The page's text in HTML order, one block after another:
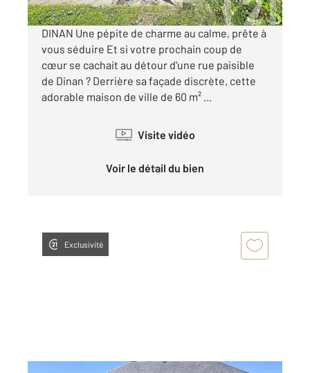
DINAN Une pépite de charme au calme, prête à
vous séduire Et si votre prochain coup de
cœur se cachait au détour d'une rue paisible
de Dinan ? Derrière sa façade discrète, cette
adorable maison de ville de 60 m² ...
Visite vidéo
Voir le détail du bien
Exclusivité